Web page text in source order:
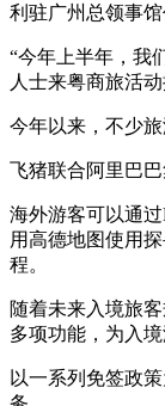
利驻广州总领事
“今年上半年，我
人士来粤商旅活
今年以来，不少
飞猪联合阿里巴
海外游客可以通
用高德地图使用
程。
随着未来入境旅
多项功能，为入
以一系列免签政